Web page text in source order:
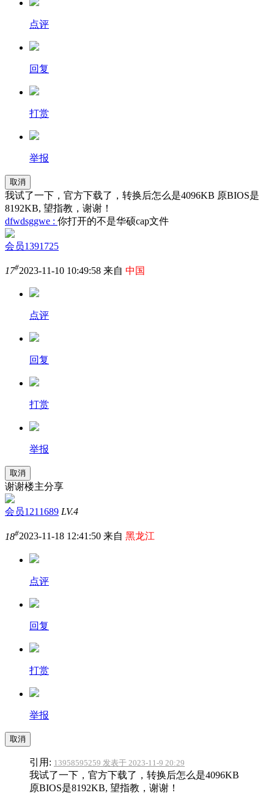
点评
回复
打赏
举报
取消
我试了一下，官方下载了，转换后怎么是4096KB 原BIOS是
8192KB, 望指教，谢谢！
dfwdsggwe : 你打开的不是华硕cap文件
会员1391725
17#2023-11-10 10:49:58 来自 中国
点评
回复
打赏
举报
取消
谢谢楼主分享
会员1211689 LV.4
18#2023-11-18 12:41:50 来自 黑龙江
点评
回复
打赏
举报
取消
引用: 13958595259 发表于 2023-11-9 20:29
我试了一下，官方下载了，转换后怎么是4096KB
原BIOS是8192KB, 望指教，谢谢！